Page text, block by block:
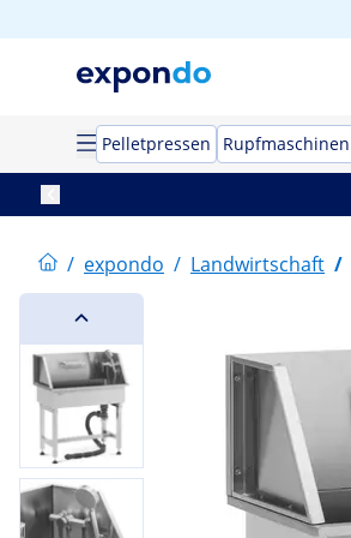
Pelletpressen Rupfmaschinen
/ expondo / Landwirtschaft /